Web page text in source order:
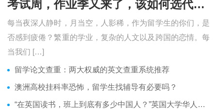
考试周，作业季又来了，该如何选代写？便宜的代写、代考会有哪些问题？
每当夜深人静时，月当空，人影稀，作为留学生的你们，是
否感到疲倦？繁重的学业，复杂的人文以及跨国的恋情。每
当我们 […]
留学论文查重：两大权威的英文查重系统推荐
澳洲高校挂科率恐怖，留学生找辅导有必要吗？
“在英国读书，班上到底有多少中国人？”英国大学华人分布介绍